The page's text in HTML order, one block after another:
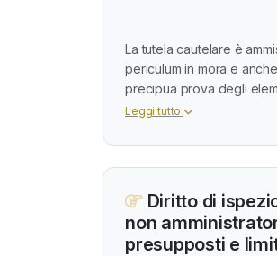
La tutela cautelare è
periculum in mora e
precipua prova degli
Leggi tutto
Diritto di
non
presupposti e